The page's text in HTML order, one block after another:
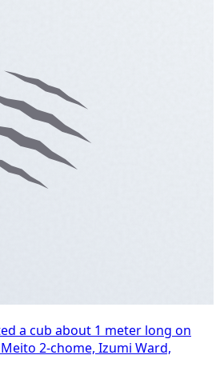
a cub about 1 meter long on
2-chome, Izumi Ward,